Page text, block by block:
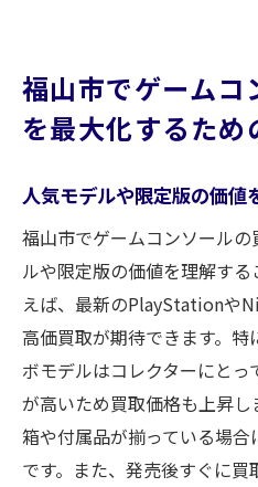
福山市でゲームコ
を最大化するため
人気モデルや限定版の価値
福山市でゲームコンソール
ルや限定版の価値を理解す
えば、最新のPlayStationや
高価買取が期待できます。
ボモデルはコレクターにと
が高いため買取価格も上昇し
箱や付属品が揃っている場
です。また、発売後すぐに